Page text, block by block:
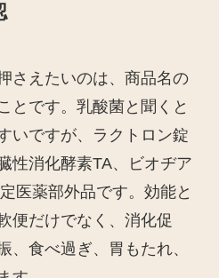
さえたいのは、商品名の
とです。乳酸菌と聞くと
いですが、ラクトロン錠
性消化酵素TA、ビオヂア
医薬部外品です。効能と
便だけでなく、消化促
、食べ過ぎ、胃もたれ、